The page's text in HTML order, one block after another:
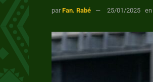
par Fan. Rabé 25/01/2025 en